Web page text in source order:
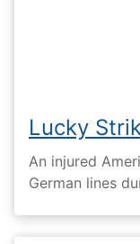
Lucky
An injured
German lines